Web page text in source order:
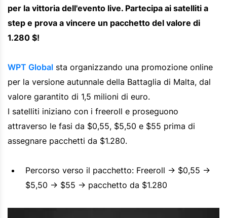
per la vittoria dell'evento live. Partecipa ai satelliti a
step e prova a vincere un pacchetto del valore di
1.280 $!
WPT Global sta organizzando una promozione online
per la versione autunnale della Battaglia di Malta, dal
valore garantito di 1,5 milioni di euro.
I satelliti iniziano con i freeroll e proseguono
attraverso le fasi da $0,55, $5,50 e $55 prima di
assegnare pacchetti da $1.280.
Percorso verso il pacchetto: Freeroll → $0,55 →
$5,50 → $55 → pacchetto da $1.280